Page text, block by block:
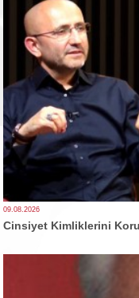
09.08.2026
Cinsiyet Kimliklerini